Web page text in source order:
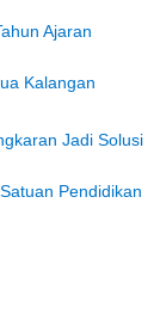
Ajaran
Kalangan
Jadi Solusi
Pendidikan